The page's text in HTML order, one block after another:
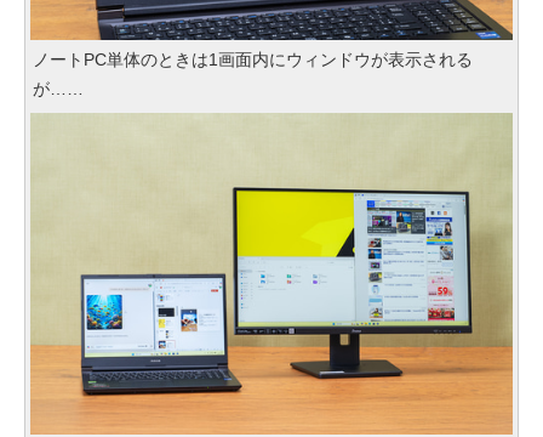
ノートPC単体のときは1画面内にウィンドウが表示される
が……